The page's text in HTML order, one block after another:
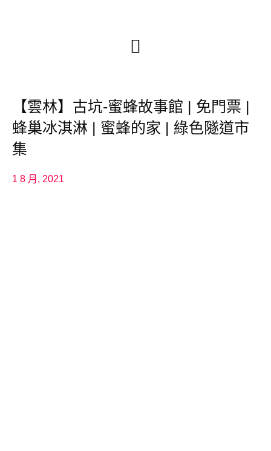
【雲林】古坑-蜜蜂故事館 | 免門票 |
蜂巢冰淇淋 | 蜜蜂的家 | 綠色隧道市
集
1 8 月, 2021